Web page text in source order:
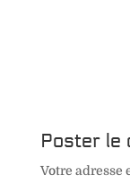
Poster le
Votre adresse